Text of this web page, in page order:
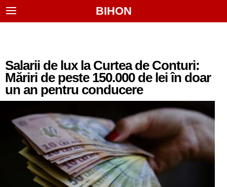
BIHON
Salarii de lux la Curtea de Conturi:
Măriri de peste 150.000 de lei în doar
un an pentru conducere